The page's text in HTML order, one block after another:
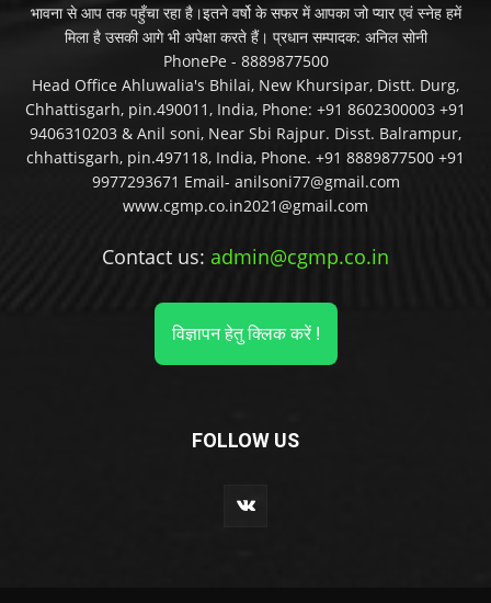
भावना से आप तक पहुँचा रहा है।इतने वर्षो के सफर में आपका जो प्यार एवं स्नेह हमें
मिला है उसकी आगे भी अपेक्षा करते हैं। प्रधान सम्पादक: अनिल सोनी
PhonePe - 8889877500
Head Office Ahluwalia's Bhilai, New Khursipar, Distt. Durg,
Chhattisgarh, pin.490011, India, Phone: +91 8602300003 +91
9406310203 & Anil soni, Near Sbi Rajpur. Disst. Balrampur,
chhattisgarh, pin.497118, India, Phone. +91 8889877500 +91
9977293671 Email- anilsoni77@gmail.com
www.cgmp.co.in2021@gmail.com
Contact us: admin@cgmp.co.in
विज्ञापन हेतु क्लिक करें !
FOLLOW US